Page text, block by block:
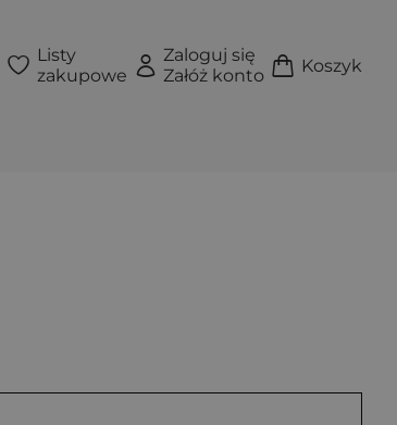
Listy
zakupowe
Zaloguj się
Załóż konto
Koszyk